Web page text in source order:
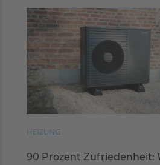
HEIZUNG
90 Prozent Zufriedenheit: